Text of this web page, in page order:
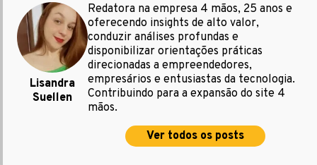
Lisandra
Suellen
Redatora na empresa 4 mãos, 25 anos e
oferecendo insights de alto valor,
conduzir análises profundas e
disponibilizar orientações práticas
direcionadas a empreendedores,
empresários e entusiastas da tecnologia.
Contribuindo para a expansão do site 4
mãos.
Ver todos os posts